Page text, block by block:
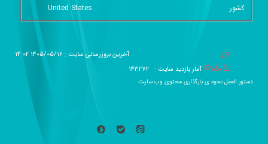
کشور
United States
آخرین بروزرسانی سایت : 1405/05/16 14:02
آمار بازدید سایت : 143272
دستور العمل نحوه ی بارگذاری محتوی وب سایت